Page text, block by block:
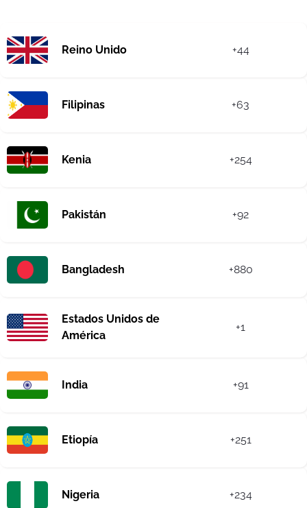
Reino Unido +44
Filipinas +63
Kenia +254
Pakistán +92
Bangladesh +880
Estados Unidos de
América
+1
India +91
Etiopía +251
Nigeria +234